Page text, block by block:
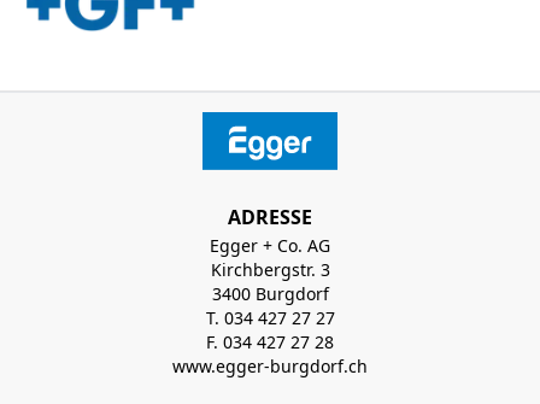
ADRESSE
Egger + Co. AG
Kirchbergstr. 3
3400 Burgdorf
T. 034 427 27 27
F. 034 427 27 28
www.egger-burgdorf.ch